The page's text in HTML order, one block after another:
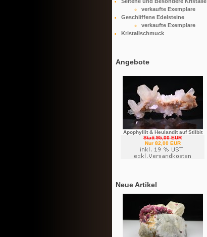
verkaufte Exemplare
Geschliffene Edelsteine
verkaufte Exemplare
Kristallschmuck
Angebote
Apophyllit & Heulandit auf Stilbit
Statt 95,00 EUR
Nur 82,00 EUR
Neue Artikel